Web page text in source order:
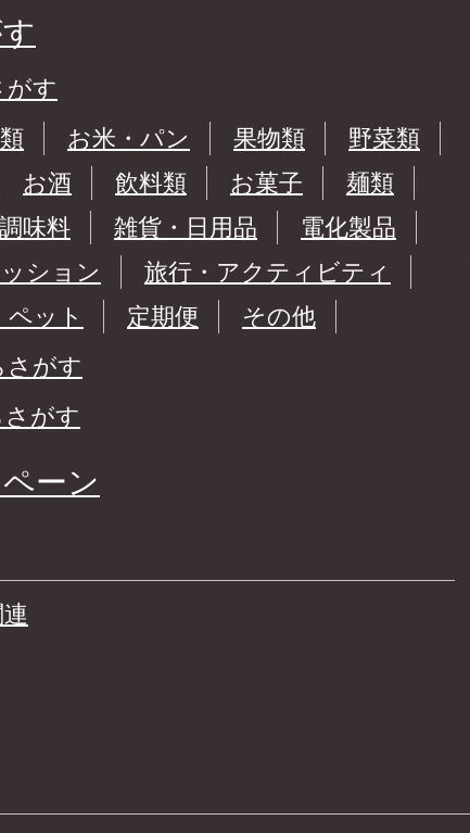
がす
お米・パン 果物類
野菜類
お酒 飲料類 お菓子
麺類
調味料 雑貨・日用品
電化製品
ション
旅行・アクティビティ
ット
定期便
その他
さがす
がす
ーン